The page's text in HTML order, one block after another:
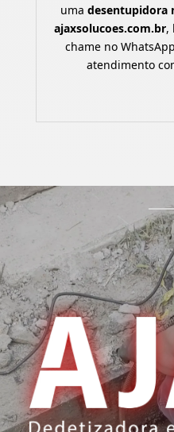
uma desentupidora
ajaxsolucoes.com.br,
chame no
atendimento